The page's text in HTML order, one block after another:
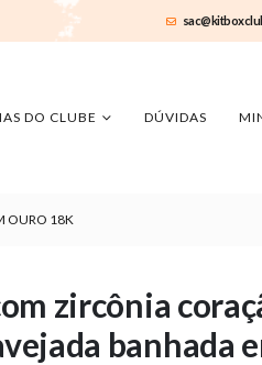
DO CLUBE DÚVIDAS
OURO 18K
zircônia
banhada